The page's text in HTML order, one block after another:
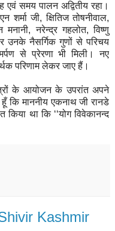
एवं समय पालन अद्वितीय रहा।
जी, क्षितिज तोषनीवाल,
नरेन्द्र गहलोत, विष्णु
उनके नैसर्गिक गुणों से परिचय
से प्रेरणा भी मिली। नए
परिणाम लेकर जाए हैं।
के आयोजन के उपरांत अपने
कि माननीय एकनाथ जी रानडे
था कि ‘‘योग विवेकानन्द
Kashmir